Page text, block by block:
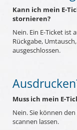
Kann ich mein E-
stornieren?
Nein. Ein E-Ticket ist
Rückgabe,
ausgeschlossen.
Muss ich mein E-
Nein. Sie können
scannen lassen.